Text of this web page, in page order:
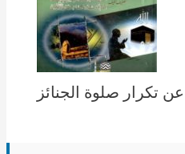
تكرار صلوة الجنائز